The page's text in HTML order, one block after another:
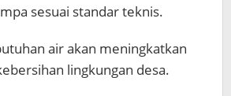
sesuai standar teknis.
air akan meningkatkan
lingkungan desa.